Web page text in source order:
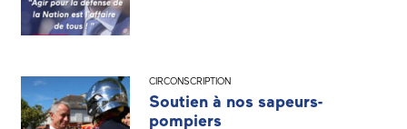
CIRCONSCRIPTION
Soutien à nos sapeurs-
pompiers